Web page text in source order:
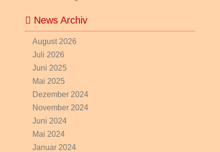
News Archiv
August 2026
Juli 2026
Juni 2025
Mai 2025
Dezember 2024
November 2024
Juni 2024
Mai 2024
Januar 2024